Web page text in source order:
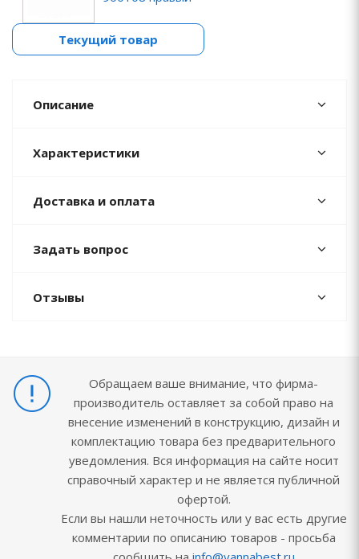
Текущий товар
Описание
Характеристики
Доставка и оплата
Задать вопрос
Отзывы
Обращаем ваше внимание, что фирма-
производитель оставляет за собой право на
внесение изменений в конструкцию, дизайн и
комплектацию товара без предварительного
уведомления. Вся информация на сайте носит
справочный характер и не является публичной
офертой.
Если вы нашли неточность или у вас есть другие
комментарии по описанию товаров - просьба